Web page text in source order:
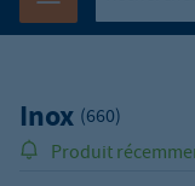
Inox (660)
Produit